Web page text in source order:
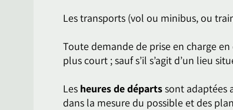
Les transports (vol ou minibus, ou
Toute demande de prise en charge en
plus court ; sauf s’il s’agit d’un lieu
Les heures de départssont adaptées
dans la mesure du possible et des